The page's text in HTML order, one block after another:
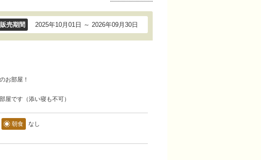
販売期間 2025年10月01日 ～ 2026年09月30日
お部屋！
です（添い寝も不可）
朝食 なし